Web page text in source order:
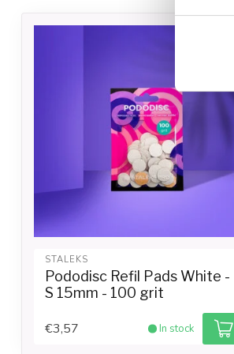
STALEKS
Pododisc Refil Pads White -
S 15mm - 100 grit
€3,57 In stock